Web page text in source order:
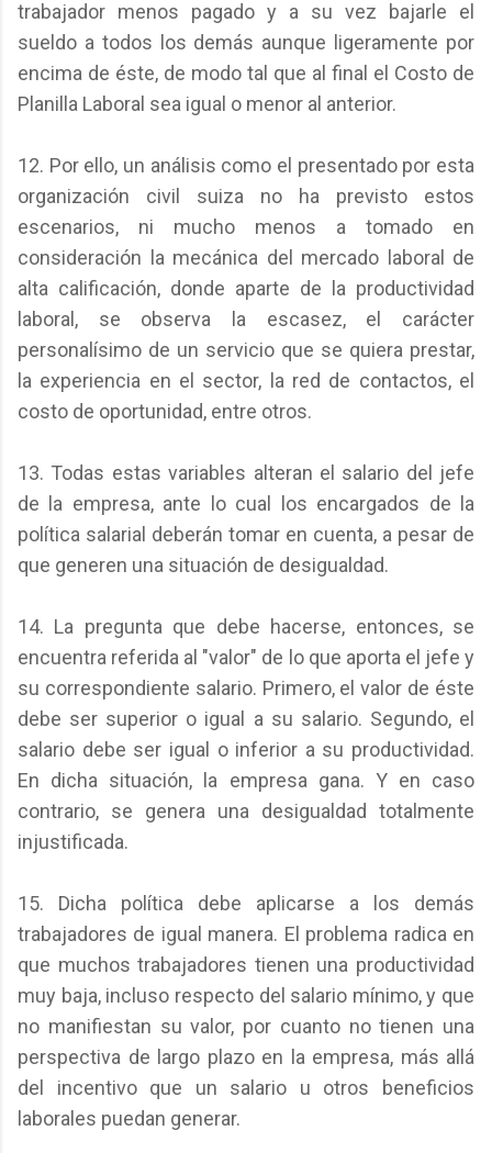
trabajador menos pagado y a su vez bajarle el
sueldo a todos los demás aunque ligeramente por
encima de éste, de modo tal que al final el Costo de
Planilla Laboral sea igual o menor al anterior.
12. Por ello, un análisis como el presentado por esta
organización civil suiza no ha previsto estos
escenarios, ni mucho menos a tomado en
consideración la mecánica del mercado laboral de
alta calificación, donde aparte de la productividad
laboral, se observa la escasez, el carácter
personalísimo de un servicio que se quiera prestar,
la experiencia en el sector, la red de contactos, el
costo de oportunidad, entre otros.
13. Todas estas variables alteran el salario del jefe
de la empresa, ante lo cual los encargados de la
política salarial deberán tomar en cuenta, a pesar de
que generen una situación de desigualdad.
14. La pregunta que debe hacerse, entonces, se
encuentra referida al "valor" de lo que aporta el jefe y
su correspondiente salario. Primero, el valor de éste
debe ser superior o igual a su salario. Segundo, el
salario debe ser igual o inferior a su productividad.
En dicha situación, la empresa gana. Y en caso
contrario, se genera una desigualdad totalmente
injustificada.
15. Dicha política debe aplicarse a los demás
trabajadores de igual manera. El problema radica en
que muchos trabajadores tienen una productividad
muy baja, incluso respecto del salario mínimo, y que
no manifiestan su valor, por cuanto no tienen una
perspectiva de largo plazo en la empresa, más allá
del incentivo que un salario u otros beneficios
laborales puedan generar.